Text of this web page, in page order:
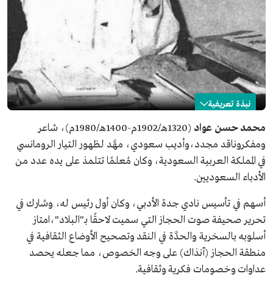
نبذة تعريفية
محمد عواد
الاسم
محمد عواد.
التصنيف
شاعر، ومفكر، وناقد.
تاريخ الولادة
مكان الميلاد
محافظة جدة.
تاريخ الوفاة
1980م.
محمد حسن عواد
(1320هـ/1902م-1400هـ/1980م)، شاعر
ومفكروناقد مجدد،وأديب سعودي، مهَّد لظهور التيار الرومانسي
في المملكة العربية السعودية، وكان مُعلمًا تتلمذ على يده عدد من
الأدباء السعوديين.
أسهم في تأسيس نادي جدة الأدبي، وكان أول رئيس له، وشارك في
تحرير صحيفة صوت الحجاز التي سميت لاحقًا بـ"البلاد"،امتاز
أسلوبه بالسخرية والحدَّة في النقد وتصحيح الأوضاع الثقافية في
منطقة الحجاز (آنذاك) على وجه الخصوص، مما جعله يحصد
عداوات وخصومات فكرية وثقافية.